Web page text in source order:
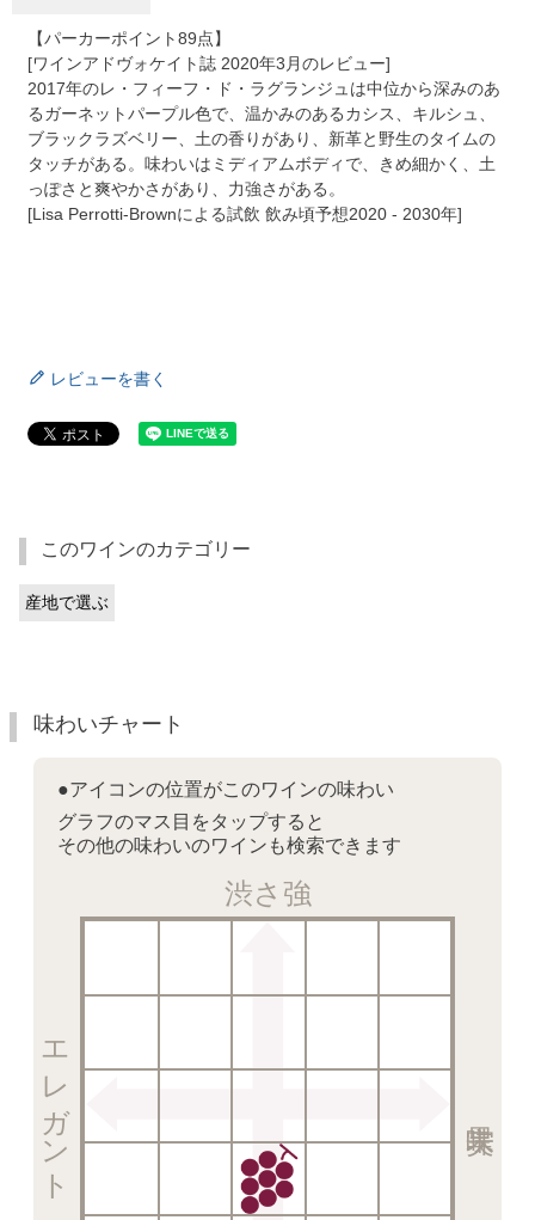
【パーカーポイント89点】
[ワインアドヴォケイト誌 2020年3月のレビュー]
2017年のレ・フィーフ・ド・ラグランジュは中位から深みのあ
るガーネットパープル色で、温かみのあるカシス、キルシュ、
ブラックラズベリー、土の香りがあり、新革と野生のタイムの
タッチがある。味わいはミディアムボディで、きめ細かく、土
っぽさと爽やかさがあり、力強さがある。
[Lisa Perrotti-Brownによる試飲 飲み頃予想2020 - 2030年]
レビューを書く
このワインのカテゴリー
産地で選ぶ
味わいチャート
●アイコンの位置がこのワインの味わい
グラフのマス目をタップすると
その他の味わいのワインも検索できます
渋さ強
エレガント